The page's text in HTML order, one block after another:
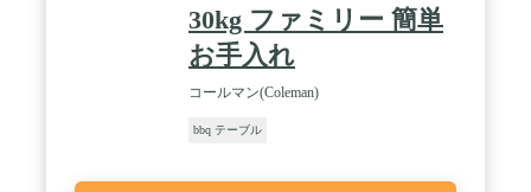
30kg ファミリー 簡単
お手入れ
コールマン(Coleman)
bbq テーブル